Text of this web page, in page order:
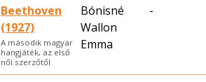
Beethoven
(1927)
A második magyar
hangjáték, az első
női szerzőtől
Bónisné
Wallon
Emma
-